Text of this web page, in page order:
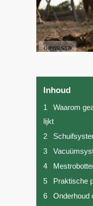
dewessa
Inhoud
1
Waarom
lijkt
2
3
4
5
Praktische
6
Onderhoud